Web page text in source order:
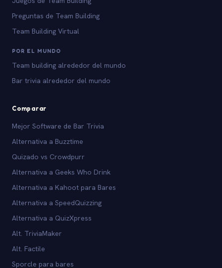
Preguntas de Team Building
Team Building Virtual
POR EL MUNDO
Team building alrededor del mundo
Bar trivia alrededor del mundo
Comparar
Mejor Software de Bar Trivia
Alternativa a Buzztime
Quizado vs Crowdpurr
Alternativa a Geeks Who Drink
Alternativa a Kahoot para Bares
Alternativa a SpeedQuizzing
Alternativa a QuizXpress
Alt. TriviaMaker
Alt. Factile
Sporcle para bares